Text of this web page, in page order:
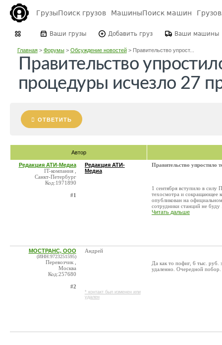
ГрузыПоиск грузов МашиныПоиск машин
Ваши грузы Добавить груз Ваши машины
Главная> Форумы> Обсуждение новостей> Правительство упрост...
Правительство
процедуры исчезло 27
ОТВЕТИТЬ
Автор
Редакция АТИ-Медиа
IT-компания ,
Санкт-Петербург
Код:1971890
#1
Редакция АТИ-
Медиа
Правительство упростило
1 сентября вступило в силу
техосмотра и сокращающее
опубликован на
сотрудники станций не буду
Читать дальше
МОСТРАНС, ООО
(ИНН:9723251595)
Перевозчик ,
Москва
Код:257680
#2
Андрей
* контакт был изменен или
удален
Да как то пофиг, 6 тыс. руб.
удаленно. Очередной